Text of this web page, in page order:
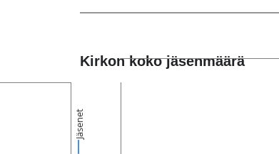
Kirkon koko jäsenmäärä
Jäsenet